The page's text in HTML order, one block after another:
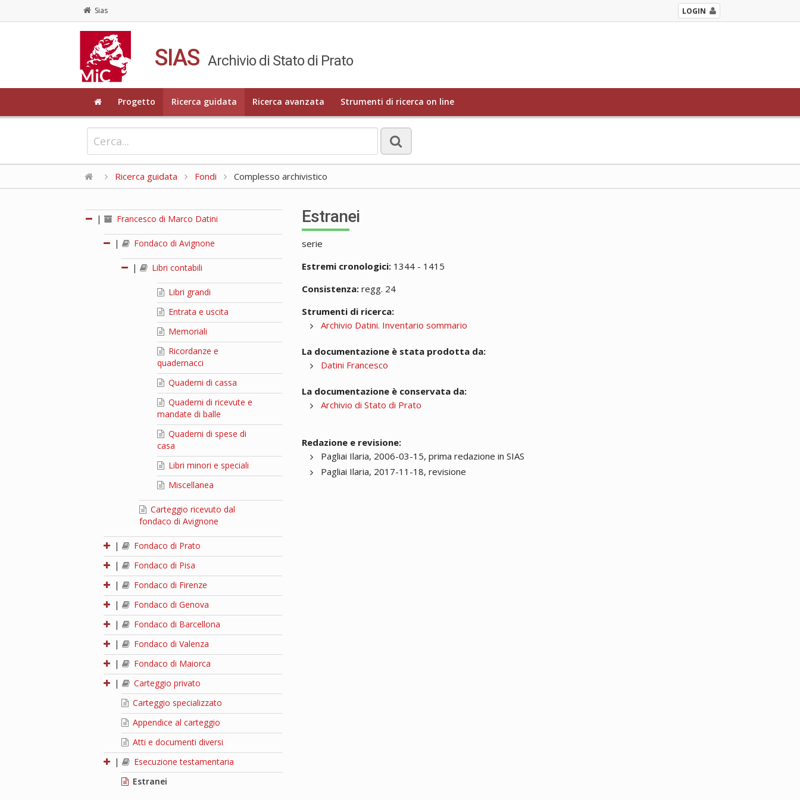
Sias LOGIN
SIAS Archivio di Stato di Prato
Progetto Ricerca guidata Ricerca avanzata Strumenti di ricerca on line
Ricerca guidata Fondi Complesso archivistico
| Francesco di Marco Datini
| Fondaco di Avignone
| Libri contabili
Libri grandi
Entrata e uscita
Memoriali
Ricordanze e
quadernacci
Quaderni di cassa
Quaderni di ricevute e
mandate di balle
Quaderni di spese di
casa
Libri minori e speciali
Miscellanea
Carteggio ricevuto dal
fondaco di Avignone
|
Fondaco di Prato
|
Fondaco di Pisa
|
Fondaco di Firenze
|
Fondaco di Genova
|
Fondaco di Barcellona
|
Fondaco di Valenza
|
Fondaco di Maiorca
|
Carteggio privato
Carteggio specializzato
Appendice al carteggio
Atti e documenti diversi
|
Esecuzione testamentaria
Estranei
Estranei
serie
Estremi cronologici: 1344 - 1415
Consistenza: regg. 24
Strumenti di ricerca:
Archivio Datini. Inventario sommario
La documentazione è stata prodotta da:
Datini Francesco
La documentazione è conservata da:
Archivio di Stato di Prato
Redazione e revisione:
Pagliai Ilaria, 2006-03-15, prima redazione in SIAS
Pagliai Ilaria, 2017-11-18, revisione